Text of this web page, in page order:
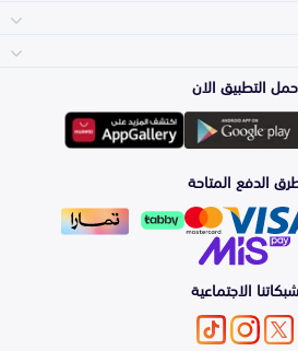
المكائن، القيرات
وملحقاتها
الشمعات
والاصطبات (الاضاءة)
الفرامل والأقمشة
لوازم الرحلات
اكسسوارات العناية
الزيوت و السوائل
الأكثر مبيعاً
التلميع والعناية
اصلاح الطلاء
تويوتا
هيونداي
كيا
حمل التطبيق الان
الدفع المتاحة
شبكاتنا الاجتماعية